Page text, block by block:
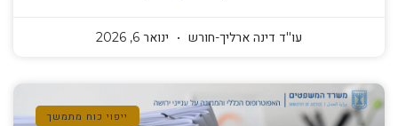
עו''ד דינה ארליך-חורש ינואר 6, 2026
ייפוי כוח מתמשך